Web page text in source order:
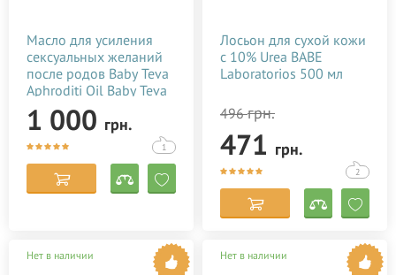
Масло для усиления
сексуальных желаний
после родов Baby Teva
Aphroditi Oil Baby Teva
100 мл
1 000 грн.
1
Лосьон для сухой кожи
с 10% Urea BABE
Laboratorios 500 мл
496грн.
471 грн.
2
Нет в наличии Нет в наличии